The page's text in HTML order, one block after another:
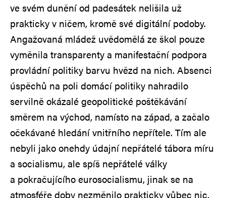
ve svém dunění od padesátek nelišila už
prakticky v ničem, kromě své digitální podoby.
Angažovaná mládež uvědomělá ze škol pouze
vyměnila transparenty a manifestační podpora
provládní politiky barvu hvězd na nich. Absenci
úspěchů na poli domácí politiky nahradilo
servilně okázalé geopolitické poštěkávání
směrem na východ, namísto na západ, a začalo
očekávané hledání vnitřního nepřítele. Tím ale
nebyli jako onehdy údajní nepřátelé tábora míru
a socialismu, ale spíš nepřátelé války
a pokračujícího eurosocialismu, jinak se na
atmosféře doby nezměnilo prakticky vůbec nic.